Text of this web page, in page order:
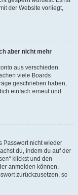
der Website vorliegt,
aber nicht mehr
aus verschieden
viele Boards
geschrieben haben,
einfach erneut und
Passwort nicht wieder
du, indem du auf der
klickst und den
anmelden können.
zurückzusetzen, so